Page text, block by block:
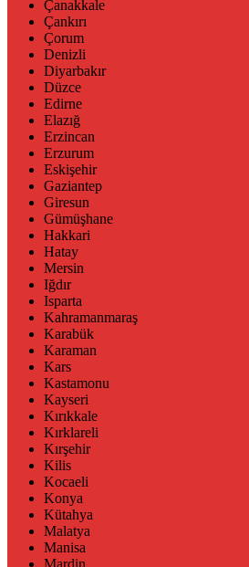
Çanakkale
Çankırı
Çorum
Denizli
Diyarbakır
Düzce
Edirne
Elazığ
Erzincan
Erzurum
Eskişehir
Gaziantep
Giresun
Gümüşhane
Hakkari
Hatay
Mersin
Iğdır
Isparta
Kahramanmaraş
Karabük
Karaman
Kars
Kastamonu
Kayseri
Kırıkkale
Kırklareli
Kırşehir
Kilis
Kocaeli
Konya
Kütahya
Malatya
Manisa
Mardin